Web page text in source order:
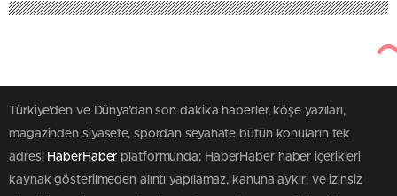
Türkiye'den ve Dünya’dan son dakika haberler, köşe yazıları,
magazinden siyasete, spordan seyahate bütün konuların tek
adresi HaberHaber platformunda; HaberHaber haber içerikleri
kaynak gösterilmeden alıntı yapılamaz, kanuna aykırı ve izinsiz